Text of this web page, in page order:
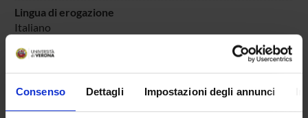
Consenso Dettagli Impostazioni degli annunci
Lingua di erogazione
Italiano
Sede
Periodo